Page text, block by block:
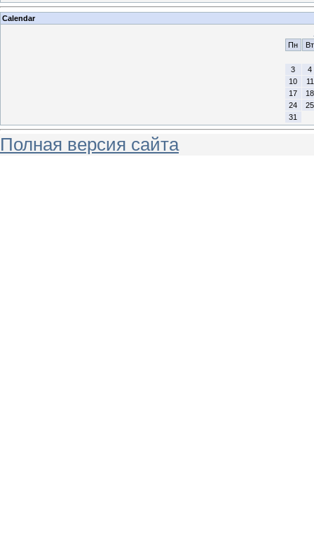
Calendar
Пн
Вт
3
4
10
11
17
18
24
25
31
Полная версия сайта